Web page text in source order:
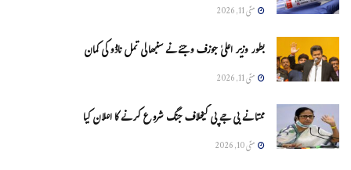
مئی 11, 2026
بطور وزیر اعلیٰ جوزف وجئے نے سنبھالی تمل ناڈو کی کمان
مئی 11, 2026
ممتا نے بی جے پی کیخلاف جنگ شروع کرنے کا اعلان کیا
مئی 10, 2026